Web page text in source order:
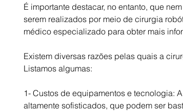
É importante destacar, no entanto, que
serem realizados por meio de cirurgia
médico especializado para obter mais
Existem diversas razões pelas quais a
Listamos algumas:
1- Custos de equipamentos e tecnologia:
altamente sofisticados, que podem ser